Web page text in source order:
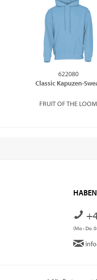
622080
Classic Kapuzen-
FRUIT OF THE LOOM
(Mo - Do.